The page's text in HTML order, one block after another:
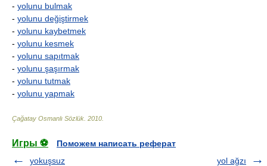
- yolunu bulmak
- yolunu değiştirmek
- yolunu kaybetmek
- yolunu kesmek
- yolunu sapıtmak
- yolunu şaşırmak
- yolunu tutmak
- yolunu yapmak
Çağatay Osmanlı Sözlük 2010
Игры ⚽
Поможем написать реферат
yokuşsuz
yol ağzı